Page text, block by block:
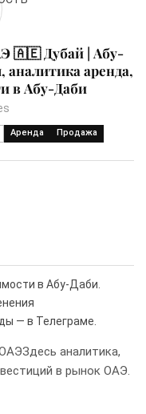
Дубай | Абу-
аналитика аренда,
в Абу-Даби
Аренда Продажа
в Абу-Даби.
— в Телеграме.
аналитика,
в рынок ОАЭ.